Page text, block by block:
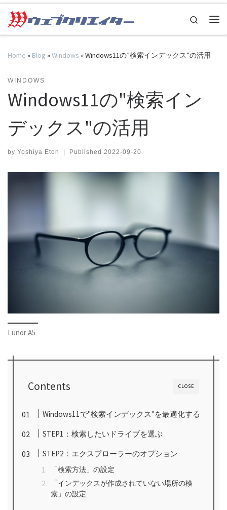
Skip to content
Search
Home » Blog »Windows »Windows11の”検索インデックス”の活用
WINDOWS
Windows11の"検索イン
デックス"の活用
by Yoshiya Etoh | Published 2022-09-20
Lunor A5
CLOSE
Contents
Windows11で"検索インデックス"を最適化する
STEP1：検索したいドライブを選ぶ
STEP2：エクスプローラーのオプション
「検索方法」の設定
「インデックスが作成されていない場所の検
索」の設定